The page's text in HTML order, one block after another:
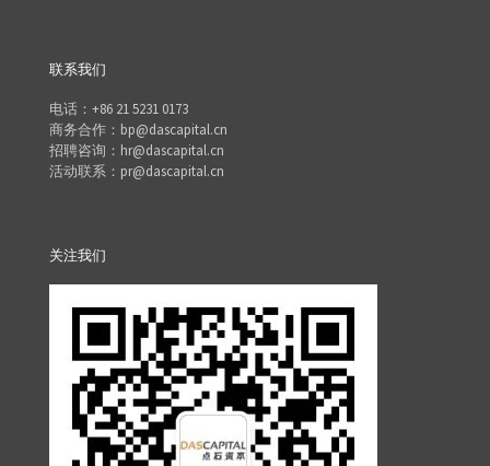
联系我们
电话：+86 21 5231 0173
商务合作：bp@dascapital.cn
招聘咨询：hr@dascapital.cn
活动联系：pr@dascapital.cn
关注我们